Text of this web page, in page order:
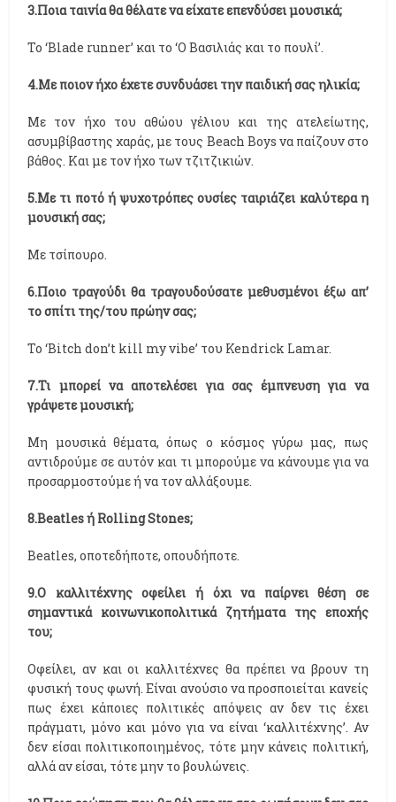
3.Ποια ταινία θα θέλατε να είχατε επενδύσει μουσικά;
Το ‘Blade runner’ και το ‘Ο Βασιλιάς και το πουλί’.
4.Με ποιον ήχο έχετε συνδυάσει την παιδική σας ηλικία;
Με τον ήχο του αθώου γέλιου και της ατελείωτης,
ασυμβίβαστης χαράς, με τους Beach Boys να παίζουν στο
βάθος. Και με τον ήχο των τζιτζικιών.
5.Με τι ποτό ή ψυχοτρόπες ουσίες ταιριάζει καλύτερα η
μουσική σας;
Με τσίπουρο.
6.Ποιο τραγούδι θα τραγουδούσατε μεθυσμένοι έξω απ’
το σπίτι της/του πρώην σας;
Το ‘Bitch don’t kill my vibe’ του Kendrick Lamar.
7.Τι μπορεί να αποτελέσει για σας έμπνευση για να
γράψετε μουσική;
Μη μουσικά θέματα, όπως ο κόσμος γύρω μας, πως
αντιδρούμε σε αυτόν και τι μπορούμε να κάνουμε για να
προσαρμοστούμε ή να τον αλλάξουμε.
8.Beatles ή Rolling Stones;
Beatles, οποτεδήποτε, οπουδήποτε.
9.Ο καλλιτέχνης οφείλει ή όχι να παίρνει θέση σε
σημαντικά κοινωνικοπολιτικά ζητήματα της εποχής
του;
Οφείλει, αν και οι καλλιτέχνες θα πρέπει να βρουν τη
φυσική τους φωνή. Είναι ανούσιο να προσποιείται κανείς
πως έχει κάποιες πολιτικές απόψεις αν δεν τις έχει
πράγματι, μόνο και μόνο για να είναι ‘καλλιτέχνης’. Αν
δεν είσαι πολιτικοποιημένος, τότε μην κάνεις πολιτική,
αλλά αν είσαι, τότε μην το βουλώνεις.